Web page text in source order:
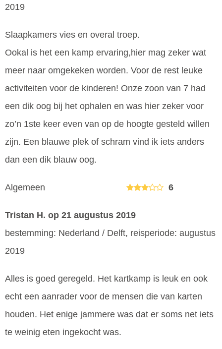
2019
Slaapkamers vies en overal troep.
Ookal is het een kamp ervaring,hier mag zeker wat
meer naar omgekeken worden. Voor de rest leuke
activiteiten voor de kinderen! Onze zoon van 7 had
een dik oog bij het ophalen en was hier zeker voor
zo’n 1ste keer even van op de hoogte gesteld willen
zijn. Een blauwe plek of schram vind ik iets anders
dan een dik blauw oog.
Algemeen 6
Tristan H. op 21 augustus 2019
bestemming: Nederland / Delft, reisperiode: augustus
2019
Alles is goed geregeld. Het kartkamp is leuk en ook
echt een aanrader voor de mensen die van karten
houden. Het enige jammere was dat er soms net iets
te weinig eten ingekocht was.